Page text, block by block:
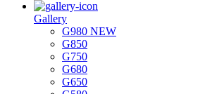
Gallery
G980 NEW
G850
G750
G680
G650